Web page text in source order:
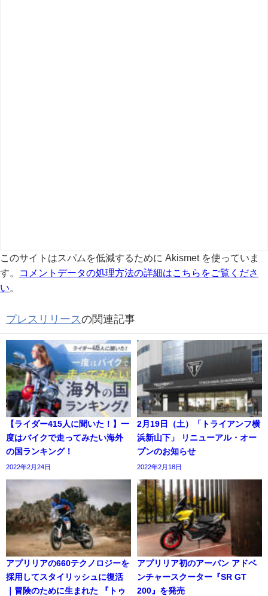
このサイトはスパムを低減するために Akismet を使っていま
す。
コメントデータの処理方法の詳細はこちらをご覧くださ
い
プレスリリースの関連記事
【ライダー415人に聞いた！】一
度はバイクで走ってみたい海外
の国ランキング！
2022年2月24日
2月19日（土）「トライアンフ横
浜新山下」 リニューアル・オー
プンのお知らせ
2022年2月18日
アプリリアの660テクノロジーを
採用してスタイリッシュに復活
｜冒険のために生まれた 『トゥ
アプリリア初のアーバン アドベ
ンチャースクーター『SR GT
200』を発売